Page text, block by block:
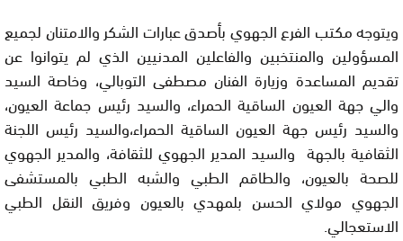
ويتوجه مكتب الفرع الجهوي بأصدق عبارات الشكر والامتنان لجميع
المسؤولين والمنتخبين والفاعلين المدنيين الذي لم يتوانوا عن
تقديم المساعدة وزيارة الفنان مصطفى التوبالي، وخاصة السيد
والي جهة العيون الساقية الحمراء، والسيد رئيس جماعة العيون،
والسيد رئيس جهة العيون الساقية الحمراء،والسيد رئيس اللجنة
الثقافية بالجهة والسيد المدير الجهوي للثقافة، والمدير الجهوي
للصحة بالعيون، والطاقم الطبي والشبه الطبي بالمستشفى
الجهوي مولاي الحسن بلمهدي بالعيون وفريق النقل الطبي
الاستعجالي.